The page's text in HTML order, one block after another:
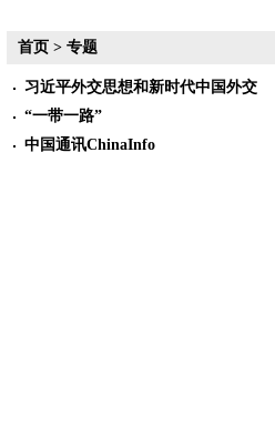
首页 > 专题
习近平外交思想和新时代中国外交
“一带一路”
中国通讯ChinaInfo